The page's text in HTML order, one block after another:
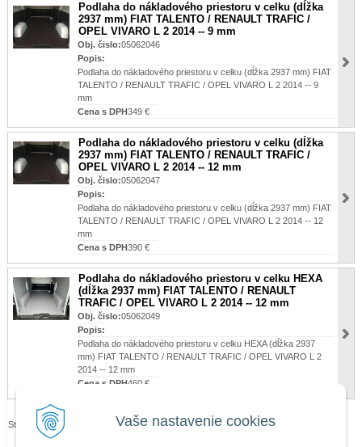
Vaše nastavenie cookies
Podlaha do nákladového priestoru v celku (dĺžka
2937 mm) FIAT TALENTO / RENAULT TRAFIC /
OPEL VIVARO L 2 2014 -- 9 mm
Obj. čislo:05062046
Popis:
Podlaha do nákladového priestoru v celku (dĺžka 2937 mm) FIAT
TALENTO / RENAULT TRAFIC / OPEL VIVARO L 2 2014 -- 9
mm
Cena s DPH349 €
Podlaha do nákladového priestoru v celku (dĺžka
2937 mm) FIAT TALENTO / RENAULT TRAFIC /
OPEL VIVARO L 2 2014 -- 12 mm
Obj. čislo:05062047
Popis:
Podlaha do nákladového priestoru v celku (dĺžka 2937 mm) FIAT
TALENTO / RENAULT TRAFIC / OPEL VIVARO L 2 2014 -- 12
mm
Cena s DPH390 €
Podlaha do nákladového priestoru v celku HEXA
(dĺžka 2937 mm) FIAT TALENTO / RENAULT
TRAFIC / OPEL VIVARO L 2 2014 -- 12 mm
Obj. čislo:05062049
Popis:
Podlaha do nákladového priestoru v celku HEXA (dĺžka 2937
mm) FIAT TALENTO / RENAULT TRAFIC / OPEL VIVARO L 2
2014 -- 12 mm
Cena s DPH460 €
Stránky: 1